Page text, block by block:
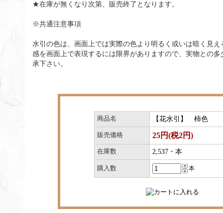
★在庫が無くなり次第、販売終了となります。
※共通注意事項
水引の色は、画面上では実際の色より明るく或いは暗く見
感を画面上で表現するには限界がありますので、実物との
承下さい。
商品名 【花水引】 柿色
販売価格 25円(税2円)
在庫数 2,537・本
購入数 本